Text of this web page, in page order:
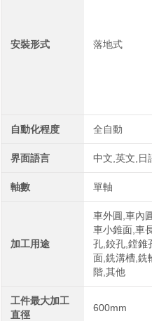
安裝形式 落地式
自動化程度 全自動
界面語言 中文,英文,日
軸數 單軸
加工用途
車外圓,車內
車小錐面,車
孔,鉸孔,鏜錐
面,銑溝槽,銑
階,其他
工件最大加工
直徑
600mm